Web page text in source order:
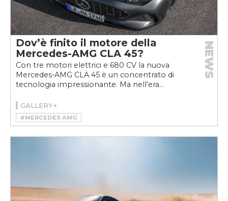
Dov’è finito il motore della
Mercedes-AMG CLA 45?
Con tre motori elettrici e 680 CV la nuova
Mercedes-AMG CLA 45 è un concentrato di
tecnologia impressionante. Ma nell’era...
NEWS
GALLERY+
#MERCEDES AMG
#MERCEDES-AMG CLA 45 4MATIC+